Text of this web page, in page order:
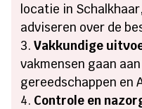
locatie in
adviseren over de
Vakkundige
vakmensen gaan
gereedschappen en
Controle en